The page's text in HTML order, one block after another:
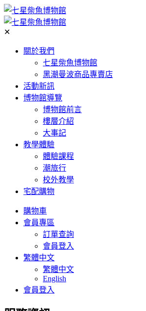
✕
關於我們
七星柴魚博物館
黑潮曼波商品專賣店
活動新訊
博物館導覽
博物館前言
樓層介紹
大事記
教學體驗
體驗課程
潮旅行
校外教學
宅配購物
購物車
會員專區
訂單查詢
會員登入
繁體中文
繁體中文
English
會員登入